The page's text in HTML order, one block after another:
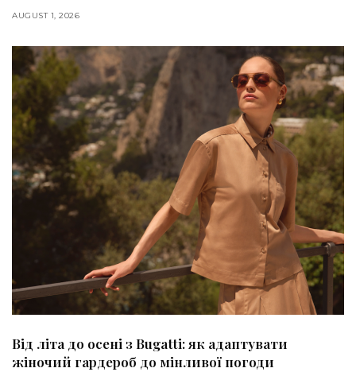
AUGUST 1, 2026
Від літа до осені з Bugatti: як адаптувати
жіночий гардероб до мінливої погоди